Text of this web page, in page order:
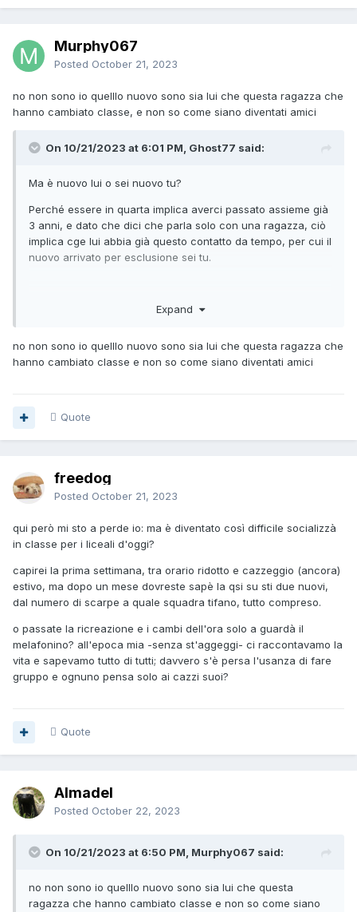
Murphy067
Posted October 21, 2023
no non sono io quelllo nuovo sono sia lui che questa ragazza che
hanno cambiato classe, e non so come siano diventati amici
On 10/21/2023 at 6:01 PM, Ghost77 said:
Ma è nuovo lui o sei nuovo tu?
Perché essere in quarta implica averci passato assieme già
3 anni, e dato che dici che parla solo con una ragazza, ciò
implica cge lui abbia già questo contatto da tempo, per cui il
nuovo arrivato per esclusione sei tu.
In caso contrario, fosse lui quello nuovo, bisogna capire
già da 3 anni) in un mese scarso di scuola e utilizzare le
sue stesse strategie.
Expand
no non sono io quelllo nuovo sono sia lui che questa ragazza che
hanno cambiato classe e non so come siano diventati amici
Quote
freedog
Posted October 21, 2023
qui però mi sto a perde io: ma è diventato così difficile socializzà
in classe per i liceali d'oggi?
capirei la prima settimana, tra orario ridotto e cazzeggio (ancora)
estivo, ma dopo un mese dovreste sapè la qsi su sti due nuovi,
dal numero di scarpe a quale squadra tifano, tutto compreso.
o passate la ricreazione e i cambi dell'ora solo a guardà il
melafonino? all'epoca mia -senza st'aggeggi- ci raccontavamo la
vita e sapevamo tutto di tutti; davvero s'è persa l'usanza di fare
gruppo e ognuno pensa solo ai cazzi suoi?
Quote
Almadel
Posted October 22, 2023
On 10/21/2023 at 6:50 PM, Murphy067 said:
no non sono io quelllo nuovo sono sia lui che questa
ragazza che hanno cambiato classe e non so come siano